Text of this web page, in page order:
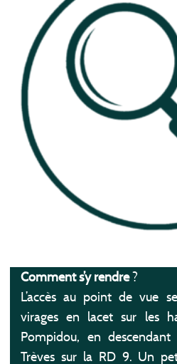
Comment s’y rendre?
L’accès au point de vue
virages en lacet sur les
Pompidou, en
Trèves sur la RD 9. Un